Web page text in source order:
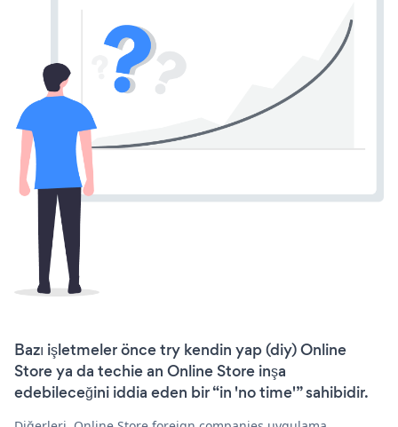
Bazı işletmeler önce try kendin yap (diy) Online
Store ya da techie an Online Store inşa
edebileceğini iddia eden bir “in 'no time'” sahibidir.